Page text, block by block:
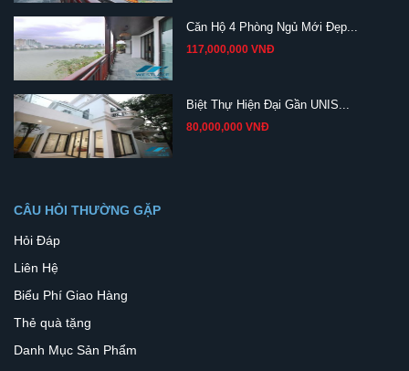
Căn Hộ 4 Phòng Ngủ Mới Đẹp...
117,000,000 VNĐ
Biệt Thự Hiện Đại Gần UNIS...
80,000,000 VNĐ
CÂU HỎI THƯỜNG GẶP
Hỏi Đáp
Liên Hệ
Biểu Phí Giao Hàng
Thẻ quà tặng
Danh Mục Sản Phẩm